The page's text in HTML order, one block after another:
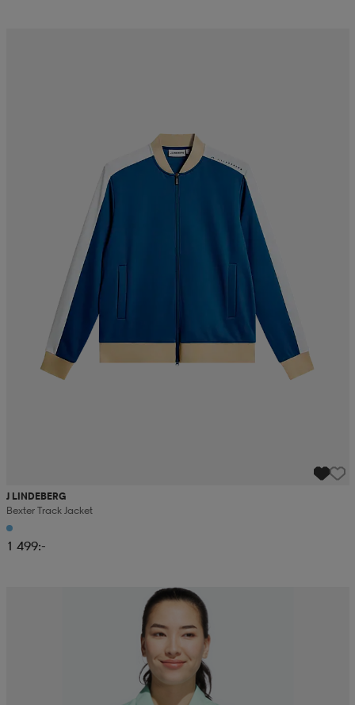
J LINDEBERG
Bexter Track Jacket
1 499:-